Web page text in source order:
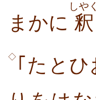
まかに 釈
しやく
◇ ｢たと